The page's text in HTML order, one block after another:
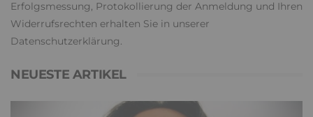
Erfolgsmessung, Protokollierung der Anmeldung und Ihren
Widerrufsrechten erhalten Sie in unserer
Datenschutzerklärung.
NEUESTE ARTIKEL